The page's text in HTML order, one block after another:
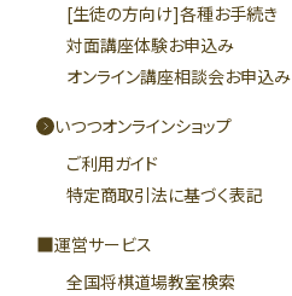
[生徒の方向け]各種お手続き
対面講座体験お申込み
オンライン講座相談会お申込み
いつつオンラインショップ
ご利用ガイド
特定商取引法に基づく表記
運営サービス
全国将棋道場教室検索